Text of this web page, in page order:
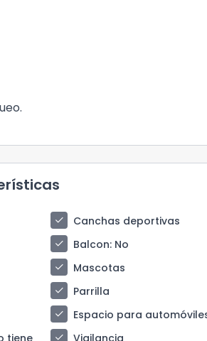
check Canchas deportivas
check Balcon: No
check Mascotas
check Parrilla
check Espacio para
tiene check Vigilancia